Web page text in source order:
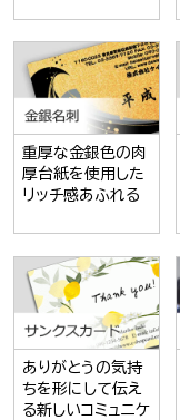
重厚な金銀色の肉
厚台紙を使用した
リッチ感あふれる
ありがとうの気持
ちを形にして伝え
る新しいコミュニケ